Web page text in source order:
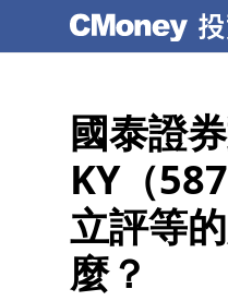
國泰證
KY（
立評等
麼？